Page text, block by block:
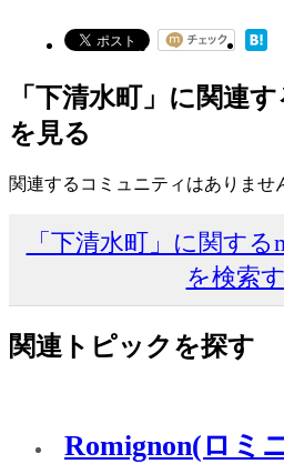
「下清水町」に関連
を見る
関連するコミュニティはありませ
「下清水町」に関す
を検索
関連トピックを探す
Romignon(ロミ